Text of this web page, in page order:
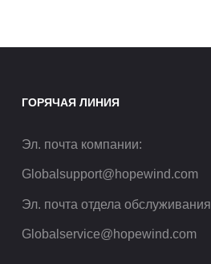
ГОРЯЧАЯ ЛИНИЯ
Эл. почта компании:
Globalsupport@hopewind.com
Эл. почта отдела обслуживания
Globalservice@hopewind.com